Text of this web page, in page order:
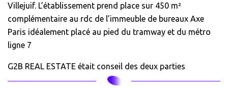
Villejuif. L’établissement prend place sur 450 m²
complémentaire au rdc de l’immeuble de bureaux Axe
Paris idéalement placé au pied du tramway et du métro
ligne 7
G2B REAL ESTATE était conseil des deux parties